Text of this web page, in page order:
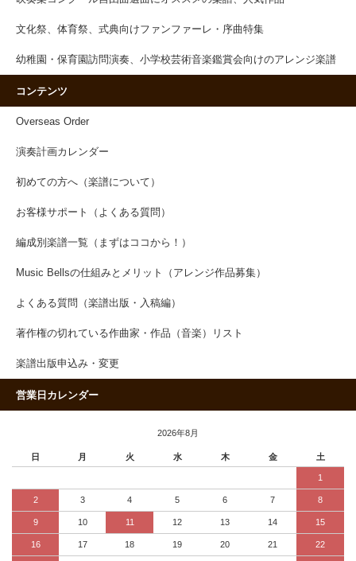
文化祭、体育祭、式典向けファンファーレ・序曲特集
幼稚園・保育園訪問演奏、小学校芸術音楽鑑賞会向けのアレンジ楽譜
コンテンツ
Overseas Order
演奏計画カレンダー
初めての方へ（楽譜について）
お客様サポート（よくある質問）
編成別楽譜一覧（まずはココから！）
Music Bellsの仕組みとメリット（アレンジ作品募集）
よくある質問（楽譜出版・入稿編）
著作権の切れている作曲家・作品（音楽）リスト
楽譜出版申込み・変更
営業日カレンダー
2026年8月
日 月 火 水 木 金 土
1
2 3 4 5 6 7 8
9 10 11 12 13 14 15
16 17 18 19 20 21 22